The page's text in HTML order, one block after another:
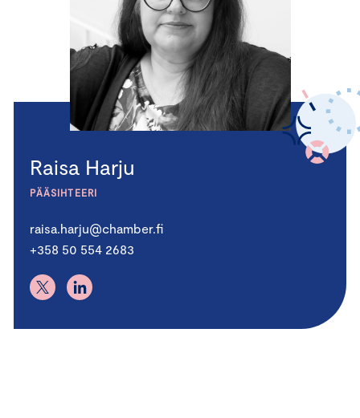
Raisa Harju
PÄÄSIHTEERI
raisa.harju@chamber.fi
+358 50 554 2683